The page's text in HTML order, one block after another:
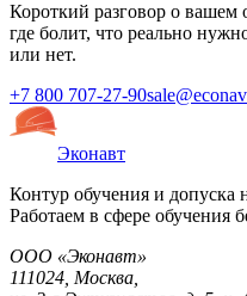
Короткий разговор о вашем
где болит, что реально
или нет.
+7 800 707-27-90
Эконавт
Контур обучения и допуска
Работаем в сфере обучения
ООО «Эконавт»
111024 Москва